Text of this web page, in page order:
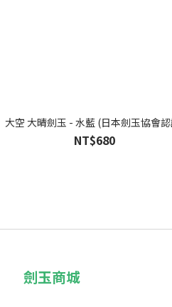
大空 大晴劍玉 - 水藍 (日本劍玉協會
NT$680
劍玉商城